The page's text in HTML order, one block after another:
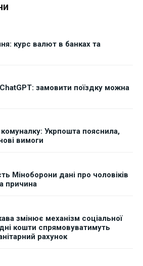
курс валют в банках та
замовити поїздку можна
комуналку: Укрпошта пояснила,
вимоги
Міноборони дані про чоловіків
причина
змінює механізм соціальної
кошти спрямовуватимуть
рахунок